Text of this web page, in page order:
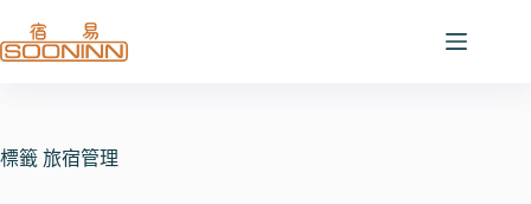
至
容
標籤 旅宿管理